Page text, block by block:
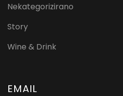
Nekategorizirano
Story
Wine & Drink
EMAIL